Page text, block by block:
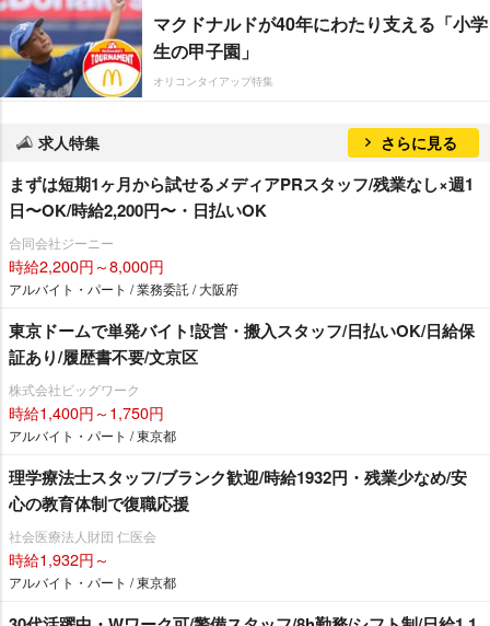
マクドナルドが40年にわたり支える「小学
生の甲子園」
オリコンタイアップ特集
求人特集 さらに見る
まずは短期1ヶ月から試せるメディアPRスタッフ/残業なし×週1
日〜OK/時給2,200円〜・日払いOK
合同会社ジーニー
時給2,200円～8,000円
アルバイト・パート / 業務委託 / 大阪府
東京ドームで単発バイト!設営・搬入スタッフ/日払いOK/日給保
証あり/履歴書不要/文京区
株式会社ビッグワーク
時給1,400円～1,750円
アルバイト・パート / 東京都
理学療法士スタッフ/ブランク歓迎/時給1932円・残業少なめ/安
心の教育体制で復職応援
社会医療法人財団 仁医会
時給1,932円～
アルバイト・パート / 東京都